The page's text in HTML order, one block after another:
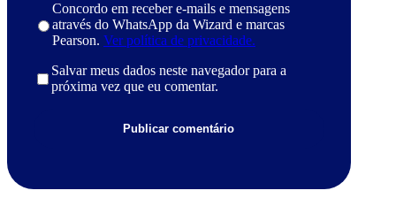
Concordo em receber e-mails e mensagens
através do WhatsApp da Wizard e marcas
Pearson. Ver política de privacidade.
Salvar meus dados neste navegador para a
próxima vez que eu comentar.